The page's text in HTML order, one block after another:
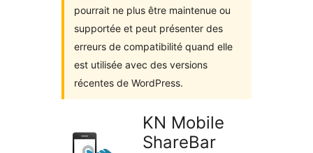
pourrait ne plus être maintenue ou
supportée et peut présenter des
erreurs de compatibilité quand elle
est utilisée avec des versions
récentes de WordPress.
KN Mobile
ShareBar